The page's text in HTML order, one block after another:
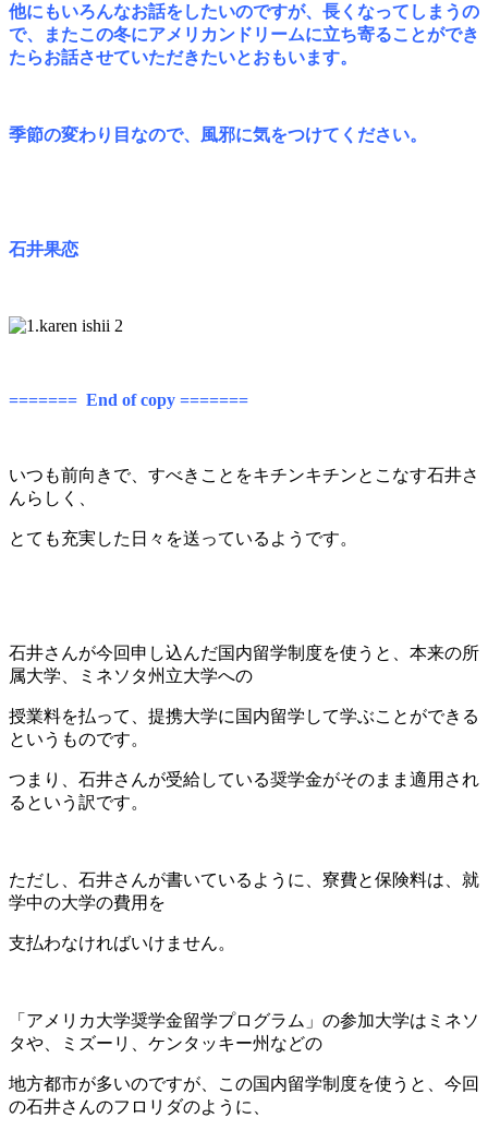
他にもいろんなお話をしたいのですが、長くなってしまうの
で、またこの冬にアメリカンドリームに立ち寄ることができ
たらお話させていただきたいとおもいます。
季節の変わり目なので、風邪に気をつけてください。
石井果恋
======= End of copy =======
いつも前向きで、すべきことをキチンキチンとこなす石井さ
んらしく、
とても充実した日々を送っているようです。
石井さんが今回申し込んだ国内留学制度を使うと、本来の所
属大学、ミネソタ州立大学への
授業料を払って、提携大学に国内留学して学ぶことができる
というものです。
つまり、石井さんが受給している奨学金がそのまま適用され
るという訳です。
ただし、石井さんが書いているように、寮費と保険料は、就
学中の大学の費用を
支払わなければいけません。
「アメリカ大学奨学金留学プログラム」の参加大学はミネソ
タや、ミズーリ、ケンタッキー州などの
地方都市が多いのですが、この国内留学制度を使うと、今回
の石井さんのフロリダのように、